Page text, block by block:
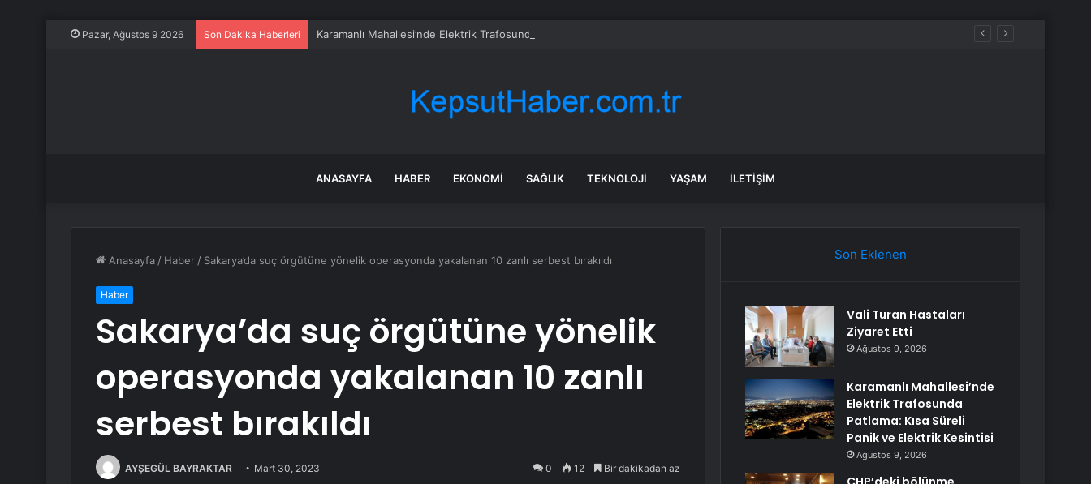
Pazar, Ağustos 9 2026 Son Dakika Haberleri Karamanlı Mahallesi’nde Elektrik Trafosunda Patlama: Kısa Süreli Panik ve Elektrik Kesintisi
ANASAYFA HABER EKONOMI SAĞLIK TEKNOLOJI YAŞAM İLETIŞIM
Anasayfa / Haber / Sakarya’da suç örgütüne yönelik operasyonda yakalanan 10 zanlı serbest bırakıldı
Haber
Sakarya’da suç örgütüne yönelik
operasyonda yakalanan 10 zanlı
serbest bırakıldı
AYŞEGÜL BAYRAKTAR Mart 30, 2023 0 12 Bir dakikadan az
Son Eklenen
Vali Turan Hastaları
Ziyaret Etti
Ağustos 9, 2026
Karamanlı Mahallesi’nde
Elektrik Trafosunda
Patlama: Kısa Süreli
Panik ve Elektrik Kesintisi
Ağustos 9, 2026